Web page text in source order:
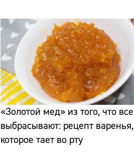
«Золотой мед» из того, что все
выбрасывают: рецепт варенья,
которое тает во рту